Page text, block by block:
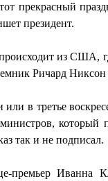
прекрасный
президент.
из США,
Ричард
в третье
который
так и не подписал.
премьер Иванна